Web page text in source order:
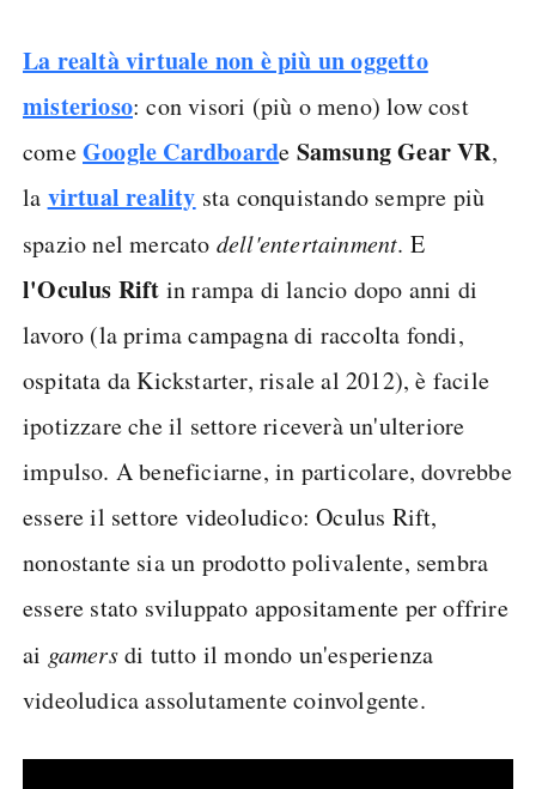
La realtà virtuale non è più un oggetto
misterioso: con visori (più o meno) low cost
comeGoogle Cardboarde Samsung Gear VR,
la virtual reality sta conquistando sempre più
spazio nel mercato dell'entertainment. E
l'Oculus Rift in rampa di lancio dopo anni di
lavoro (la prima campagna di raccolta fondi,
ospitata da Kickstarter, risale al 2012), è facile
ipotizzare che il settore riceverà un'ulteriore
impulso. A beneficiarne, in particolare, dovrebbe
essere il settore videoludico: Oculus Rift,
nonostante sia un prodotto polivalente, sembra
essere stato sviluppato appositamente per offrire
ai gamersdi tutto il mondo un'esperienza
videoludica assolutamente coinvolgente.